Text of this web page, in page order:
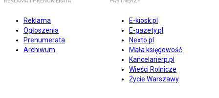
Reklama
Ogłoszenia
Prenumerata
Archiwum
E-kiosk.pl
E-gazety.pl
Nexto.pl
Mała księgowość
Kancelarierp.pl
Wieści Rolnicze
Życie Warszawy